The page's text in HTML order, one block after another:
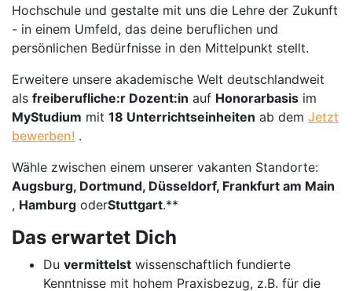
Hochschule und gestalte mit uns die Lehre der Zukunft
- in einem Umfeld, das deine beruflichen und
persönlichen Bedürfnisse in den Mittelpunkt stellt.
Erweitere unsere akademische Welt deutschlandweit
als freiberufliche:r Dozent:in auf Honorarbasis im
MyStudium mit 18 Unterrichtseinheiten ab dem Jetzt
bewerben! .
Wähle zwischen einem unserer vakanten Standorte:
Augsburg, Dortmund, Düsseldorf, Frankfurt am Main
, Hamburg oderStuttgart.**
Das erwartet Dich
Du vermittelst wissenschaftlich fundierte
Kenntnisse mit hohem Praxisbezug, z.B. für die